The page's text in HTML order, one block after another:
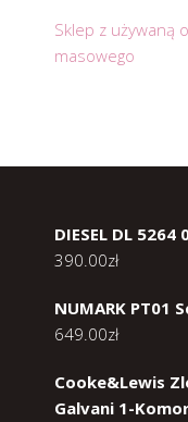
Sklep z używaną
masowego
DIESEL DL 5264
390.00zł
NUMARK PT01
649.00zł
Cooke&Lewis
Galvani 1-